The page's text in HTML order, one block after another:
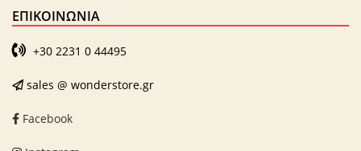
ΕΠΙΚΟΙΝΩΝΊΑ
+30 2231 0 44495
sales @ wonderstore.gr
Facebook